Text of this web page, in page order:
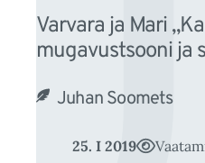
Varvara ja Mari
mugavustsooni ja
Juhan Soomets
25. I 2019